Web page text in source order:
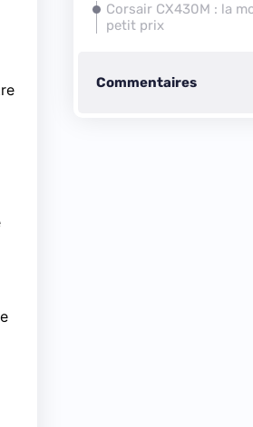
Corsair CX430M : la
petit prix
Commentaires